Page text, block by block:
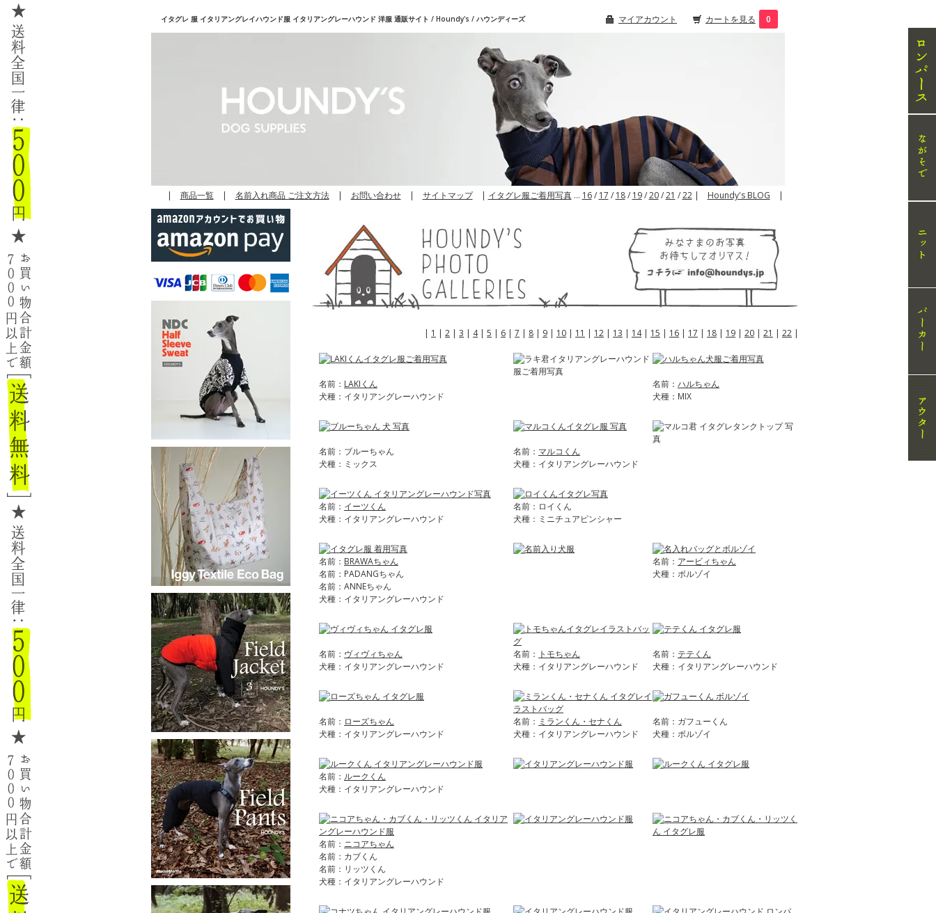
イタグレ 服 イタリアングレイハウンド服 イタリアングレーハウンド 洋服 通販サイト / Houndy's / ハウンディーズ マイアカウント カートを見る 0
| 商品一覧| 名前入れ商品 ご注文方法| お問い合わせ| サイトマップ| イタグレ服ご着用写真… 16/ 17 / 18/ 19/20/21 /22| Houndy's BLOG |
| 1 | 2 | 3 | 4| 5 | 6 | 7 | 8 | 9 | 10 | 11 | 12 | 13 | 14| 15 | 16 | 17 | 18 | 19 | 20 | 21 | 22 |
名前： LAKIくん
犬種：イタリアングレーハウンド
名前： ハルちゃん
犬種：MIX
名前：ブルーちゃん
犬種：ミックス
名前： マルコくん
犬種：イタリアングレーハウンド
名前： イーツくん
犬種：イタリアングレーハウンド
名前：ロイくん
犬種：ミニチュアピンシャー
名前： BRAWAちゃん
名前：PADANGちゃん
名前：ANNEちゃん
犬種：イタリアングレーハウンド
名前： アービィちゃん
犬種：ボルゾイ
名前： ヴィヴィちゃん
犬種：イタリアングレーハウンド
名前： トモちゃん
犬種：イタリアングレーハウンド
名前： テテくん
犬種：イタリアングレーハウンド
名前： ローズちゃん
犬種：イタリアングレーハウンド
名前： ミランくん・セナくん
犬種：イタリアングレーハウンド
名前：ガフューくん
犬種：ボルゾイ
名前： ルークくん
犬種：イタリアングレーハウンド
名前： ニコアちゃん
名前：カブくん
名前：リッツくん
犬種：イタリアングレーハウンド